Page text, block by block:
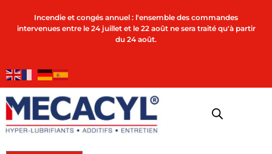
Incendie et congés annuel : l'ensemble des commandes
intervenues entre le 24 juillet et le 22 août ne sera traité qu'à partir
du 24 août.